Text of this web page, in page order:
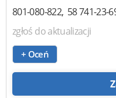
801-080-822 58 741-23-
zgłoś do aktualizacji
+ Oceń